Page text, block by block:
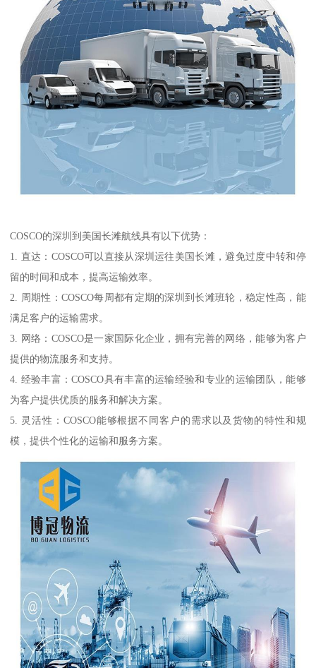
COSCO的深圳到美国长滩航线具有以下优势：
1. 直达：COSCO可以直接从深圳运往美国长滩，避免过度中转和停
留的时间和成本，提高运输效率。
2. 周期性：COSCO每周都有定期的深圳到长滩班轮，稳定性高，能
满足客户的运输需求。
3. 网络：COSCO是一家国际化企业，拥有完善的网络，能够为客户
提供的物流服务和支持。
4. 经验丰富：COSCO具有丰富的运输经验和专业的运输团队，能够
为客户提供优质的服务和解决方案。
5. 灵活性：COSCO能够根据不同客户的需求以及货物的特性和规
模，提供个性化的运输和服务方案。